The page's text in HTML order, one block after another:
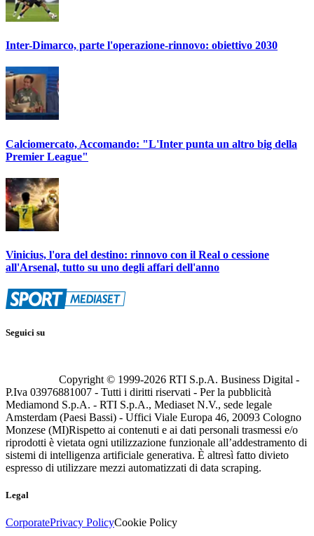
Inter-Dimarco, parte l'operazione-rinnovo: obiettivo 2030
Calciomercato, Accomando: "L'Inter punta un altro big della
Premier League"
Vinicius, l'ora del destino: rinnovo con il Real o cessione
all'Arsenal, tutto su uno degli affari dell'anno
Seguici su
Copyright © 1999-2026 RTI S.p.A. Business Digital -
P.Iva 03976881007 - Tutti i diritti riservati - Per la pubblicità
Mediamond S.p.A. - RTI S.p.A., Mediaset N.V., sede legale
Amsterdam (Paesi Bassi) - Uffici Viale Europa 46, 20093 Cologno
Monzese (MI)Rispetto ai contenuti e ai dati personali trasmessi e/o
riprodotti è vietata ogni utilizzazione funzionale all’addestramento di
sistemi di intelligenza artificiale generativa. È altresì fatto divieto
espresso di utilizzare mezzi automatizzati di data scraping.
Legal
CorporatePrivacy PolicyCookie Policy